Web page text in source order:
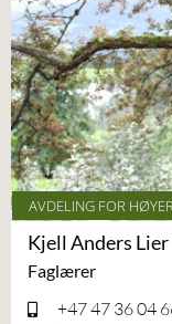
AVDELING FOR
Kjell Anders Lier
Faglærer
+47 47 36 04